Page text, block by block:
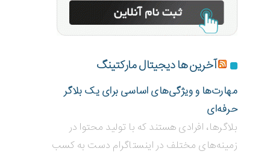
آخرین ها دیجیتال مارکتینگ
مهارت‌ها و ویژگی‌های اساسی برای یک بلاگر
حرفه‌ای
بلاگر‌ها، افرادی هستند که با تولید محتوا در
زمینه‌های مختلف در اینستاگرام دست به کسب